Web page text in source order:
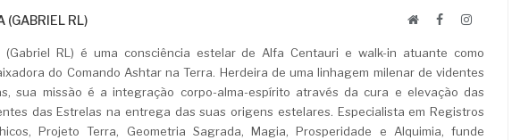
(GABRIEL RL) WebsiteFacebookLinkedIn
(Gabriel RL) é uma consciência estelar de Alfa Centauri e walk-in atuante como
do Comando Ashtar na Terra. Herdeira de uma linhagem milenar de videntes
sua missão é a integração corpo-alma-espírito através da cura e elevação das
das Estrelas na entrega das suas origens estelares. Especialista em Registros
Projeto Terra, Geometria Sagrada, Magia, Prosperidade e Alquimia, funde